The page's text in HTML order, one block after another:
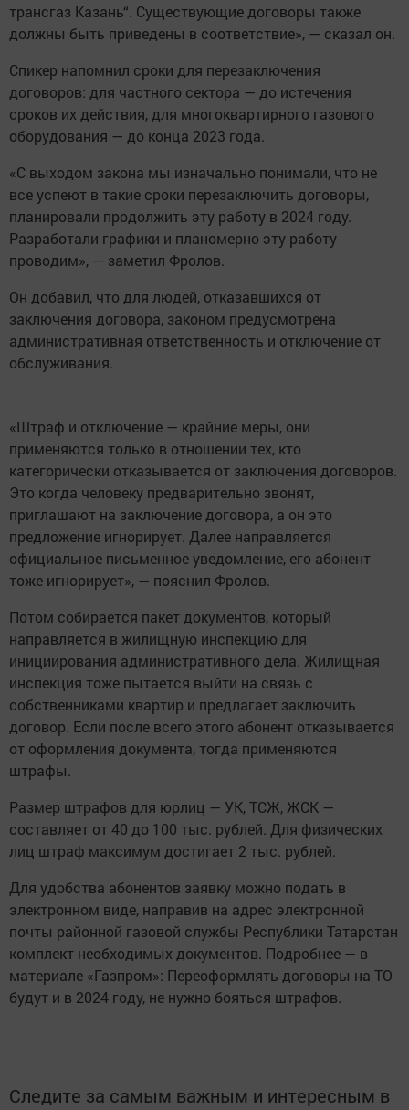
трансгаз Казань“. Существующие договоры также
должны быть приведены в соответствие», — сказал он.
Спикер напомнил сроки для перезаключения
договоров: для частного сектора — до истечения
сроков их действия, для многоквартирного газового
оборудования — до конца 2023 года.
«С выходом закона мы изначально понимали, что не
все успеют в такие сроки перезаключить договоры,
планировали продолжить эту работу в 2024 году.
Разработали графики и планомерно эту работу
проводим», — заметил Фролов.
Он добавил, что для людей, отказавшихся от
заключения договора, законом предусмотрена
административная ответственность и отключение от
обслуживания.
«Штраф и отключение — крайние меры, они
применяются только в отношении тех, кто
категорически отказывается от заключения договоров.
Это когда человеку предварительно звонят,
приглашают на заключение договора, а он это
предложение игнорирует. Далее направляется
официальное письменное уведомление, его абонент
тоже игнорирует», — пояснил Фролов.
Потом собирается пакет документов, который
направляется в жилищную инспекцию для
инициирования административного дела. Жилищная
инспекция тоже пытается выйти на связь с
собственниками квартир и предлагает заключить
договор. Если после всего этого абонент отказывается
от оформления документа, тогда применяются
штрафы.
Размер штрафов для юрлиц — УК, ТСЖ, ЖСК —
составляет от 40 до 100 тыс. рублей. Для физических
лиц штраф максимум достигает 2 тыс. рублей.
Для удобства абонентов заявку можно подать в
электронном виде, направив на адрес электронной
почты районной газовой службы Республики Татарстан
комплект необходимых документов. Подробнее — в
материале «Газпром»: Переоформлять договоры на ТО
будут и в 2024 году, не нужно бояться штрафов.
Следите за самым важным и интересным в